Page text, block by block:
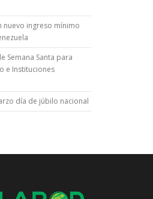
nuevo ingreso mínimo
Semana Santa para
e Instituciones
día de júbilo nacional